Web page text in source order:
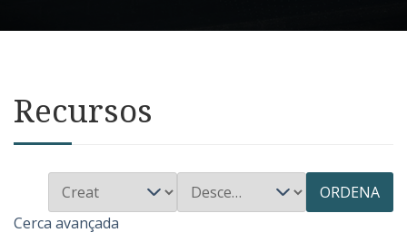
Recursos
ORDENA
Cerca avançada